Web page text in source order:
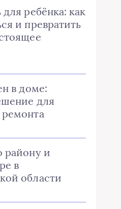
ребёнка: как
и превратить
в доме:
для
району и
в
области